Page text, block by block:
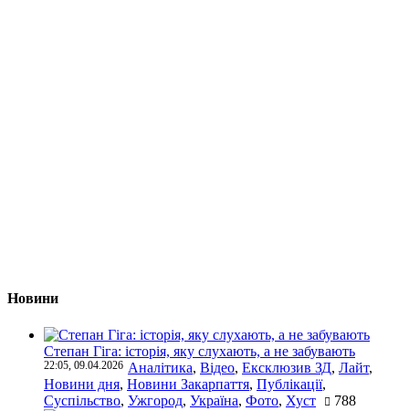
Новини
Степан Гіга: історія, яку слухають, а не забувають
22:05, 09.04.2026 Аналітика, Відео, Ексклюзив ЗД, Лайт,
Новини дня, Новини Закарпаття, Публікації,
Суспільство, Ужгород, Україна, Фото, Хуст 788